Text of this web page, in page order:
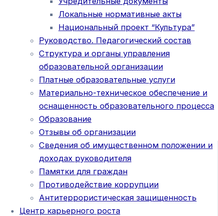
Локальные нормативные акты
Национальный проект “Культура”
Руководство. Педагогический состав
Структура и органы управления
образовательной организации
Платные образовательные услуги
Материально-техническое обеспечение и
оснащенность образовательного процесса
Образование
Отзывы об организации
Сведения об имущественном положении и
доходах руководителя
Памятки для граждан
Противодействие коррупции
Антитеррористическая защищенность
Центр карьерного роста